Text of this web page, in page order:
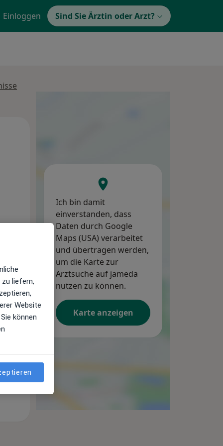
Einloggen Sind Sie Ärztin oder Arzt?
Mo,
10 Aug
Di, Mi,
Ich bin damit
einverstanden, dass
Daten durch Google
Maps (USA) verarbeitet
und übertragen werden,
um die Karte zur
Arztsuche auf jameda
nutzen zu können.
Karte anzeigen
liefern,
Website
können